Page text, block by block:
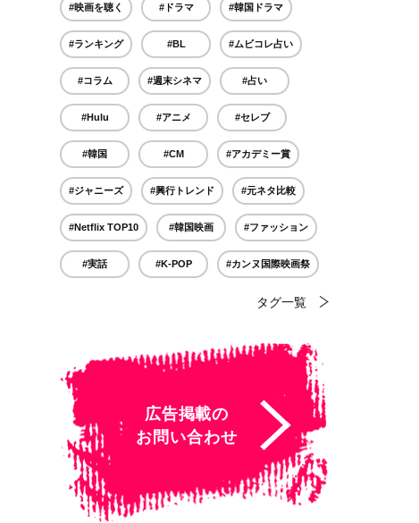
#映画を聴く #ドラマ #韓国ドラマ
#ランキング #BL #ムビコレ占い
#コラム #週末シネマ #占い
#Hulu #アニメ #セレブ
#韓国 #CM #アカデミー賞
#ジャニーズ #興行トレンド #元ネタ比較
#Netflix TOP10 #韓国映画 #ファッション
#実話 #K-POP #カンヌ国際映画祭
タグ一覧
広告掲載の
お問い合わせ